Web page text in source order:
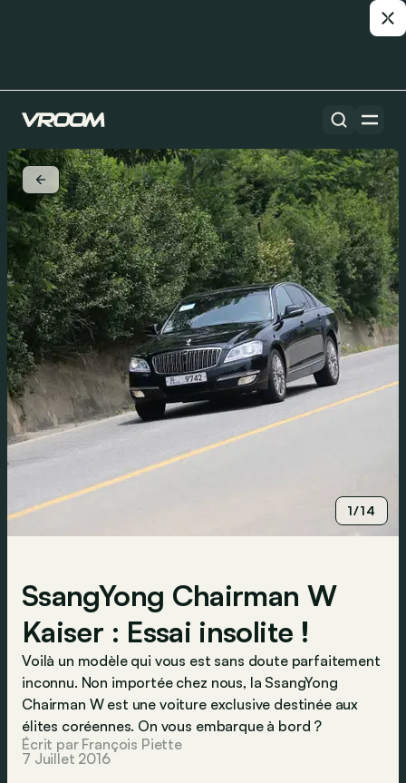
1/14
SsangYong Chairman W
Kaiser : Essai insolite !
Voilà un modèle qui vous est sans doute parfaitement
inconnu. Non importée chez nous, la SsangYong
Chairman W est une voiture exclusive destinée aux
élites coréennes. On vous embarque à bord ?
Écrit par François Piette
7 Juillet 2016